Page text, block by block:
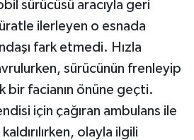
sürücüsü aracıyla geri
ilerleyen o esnada
fark etmedi. Hızla
sürücünün frenleyip
bir facianın önüne geçti.
için çağıran ambulans ile
olayla ilgili